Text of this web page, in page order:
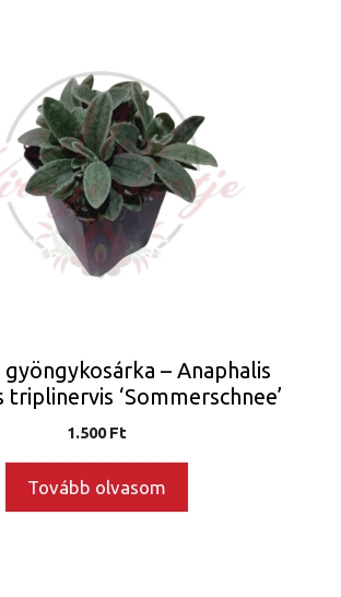
gyöngykosárka – Anaphalis
triplinervis ‘Sommerschnee’
1.500Ft
Tovább olvasom